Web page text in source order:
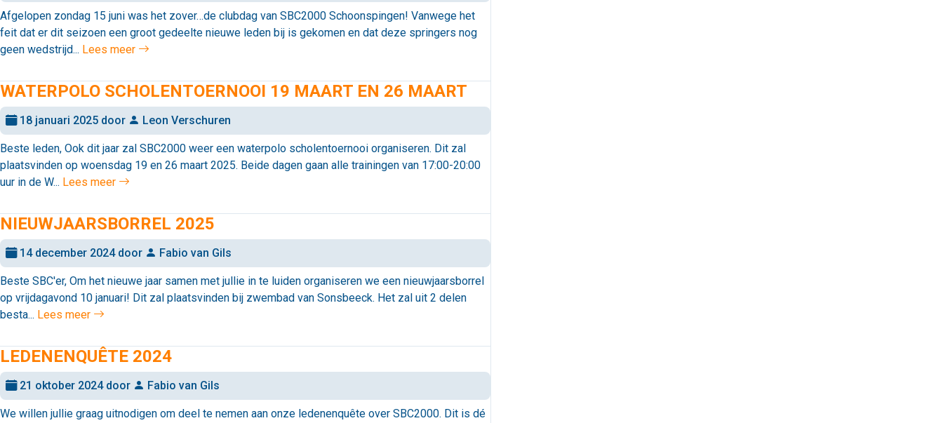
Afgelopen zondag 15 juni was het zover…de clubdag van SBC2000 Schoonspingen! Vanwege het
feit dat er dit seizoen een groot gedeelte nieuwe leden bij is gekomen en dat deze springers nog
geen wedstrijd... Lees meer
WATERPOLO SCHOLENTOERNOOI 19 MAART EN 26 MAART
18 januari 2025 door Leon Verschuren
Beste leden, Ook dit jaar zal SBC2000 weer een waterpolo scholentoernooi organiseren. Dit zal
plaatsvinden op woensdag 19 en 26 maart 2025. Beide dagen gaan alle trainingen van 17:00-20:00
uur in de W... Lees meer
NIEUWJAARSBORREL 2025
14 december 2024 door Fabio van Gils
Beste SBC'er, Om het nieuwe jaar samen met jullie in te luiden organiseren we een nieuwjaarsborrel
op vrijdagavond 10 januari! Dit zal plaatsvinden bij zwembad van Sonsbeeck. Het zal uit 2 delen
besta... Lees meer
LEDENENQUÊTE 2024
21 oktober 2024 door Fabio van Gils
We willen jullie graag uitnodigen om deel te nemen aan onze ledenenquête over SBC2000. Dit is dé